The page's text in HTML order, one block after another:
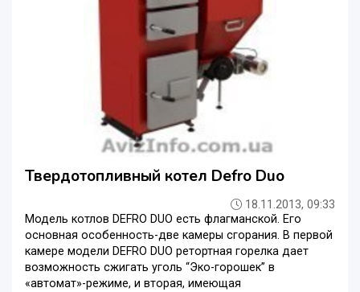
Твердотопливный котел Defro Duo
18.11.2013, 09:33
Модель котлов DEFRO DUO есть флагманской. Его
основная особенность-две камеры сгорания. В первой
камере модели DEFRO DUO ретортная горелка дает
возможность сжигать уголь “Эко-горошек” в
«автомат»-режиме, и вторая, имеющая